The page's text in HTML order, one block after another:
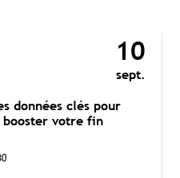
10
sept.
données clés pour
votre fin